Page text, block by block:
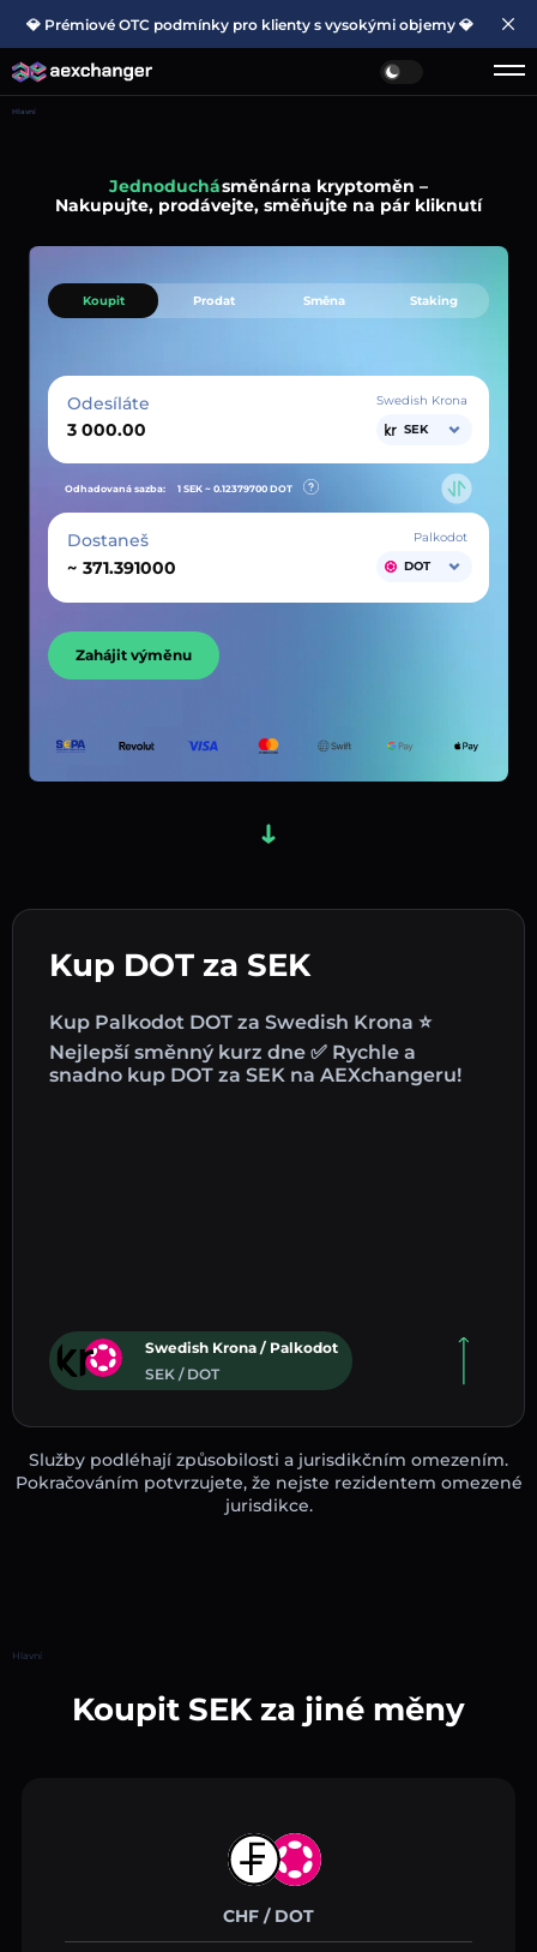
💎 Prémiové OTC podmínky pro klienty s vysokými objemy 💎
Hlavní
Jednoduchásměnárna kryptoměn –
Nakupujte, prodávejte, směňujte na pár kliknutí
Kup DOT za SEK
Kup Palkodot DOT za Swedish Krona ⭐
Nejlepší směnný kurz dne ✅ Rychle a
snadno kup DOT za SEK na AEXchangeru!
Swedish Krona / Palkodot
SEK / DOT
Koupit Prodat Směna Staking
Odesíláte
Swedish Krona
SEK
Odhadovaná sazba: 1 SEK ~ 0.12379700 DOT
Dostaneš
~
Palkodot
DOT
Zahájit výměnu
Služby podléhají způsobilosti a jurisdikčním omezením.
Pokračováním potvrzujete, že nejste rezidentem omezené
jurisdikce.
Hlavní
Koupit SEK za jiné měny
CHF / DOT